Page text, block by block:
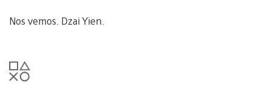
Nos vemos. Dzai Yien.